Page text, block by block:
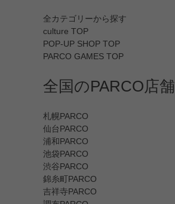
全カテゴリーから探す
culture TOP
POP-UP SHOP TOP
PARCO GAMES TOP
全国のPARCO店舗
札幌PARCO
仙台PARCO
浦和PARCO
池袋PARCO
渋谷PARCO
錦糸町PARCO
吉祥寺PARCO